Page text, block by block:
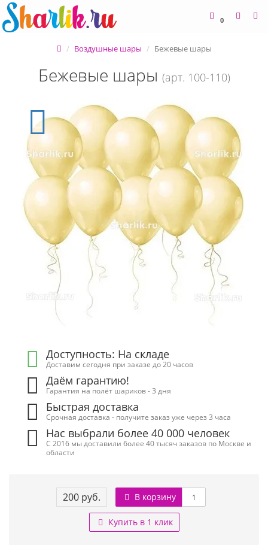
0
Воздушные шары Бежевые шары
Бежевые шары (арт. 100-110)
Доступность: На складе
Доставим сегодня при заказе до 20 часов
Даём гарантию!
Гарантия на полёт шариков - 3 дня
Быстрая доставка
Срочная доставка - получите заказ уже через 3 часа
Нас выбрали более 40 000 человек
С 2016 мы доставили более 40 тысяч заказов по Москве и
области
200 руб. В корзину
Купить в 1 клик